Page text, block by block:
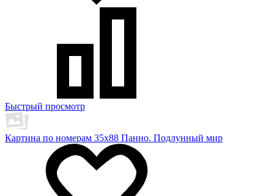
Быстрый просмотр
Картина по номерам 35х88 Панно. Подлунный мир